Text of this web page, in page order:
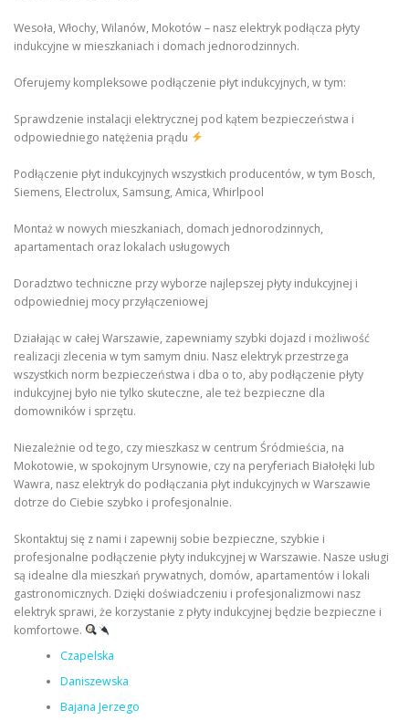
Wesoła, Włochy, Wilanów, Mokotów – nasz elektryk podłącza płyty
indukcyjne w mieszkaniach i domach jednorodzinnych.
Oferujemy kompleksowe podłączenie płyt indukcyjnych, w tym:
Sprawdzenie instalacji elektrycznej pod kątem bezpieczeństwa i
odpowiedniego natężenia prądu
Podłączenie płyt indukcyjnych wszystkich producentów, w tym Bosch,
Siemens, Electrolux, Samsung, Amica, Whirlpool
Montaż w nowych mieszkaniach, domach jednorodzinnych,
apartamentach oraz lokalach usługowych
Doradztwo techniczne przy wyborze najlepszej płyty indukcyjnej i
odpowiedniej mocy przyłączeniowej
Działając w całej Warszawie, zapewniamy szybki dojazd i możliwość
realizacji zlecenia w tym samym dniu. Nasz elektryk przestrzega
wszystkich norm bezpieczeństwa i dba o to, aby podłączenie płyty
indukcyjnej było nie tylko skuteczne, ale też bezpieczne dla
domowników i sprzętu.
Niezależnie od tego, czy mieszkasz w centrum Śródmieścia, na
Mokotowie, w spokojnym Ursynowie, czy na peryferiach Białołęki lub
Wawra, nasz elektryk do podłączania płyt indukcyjnych w Warszawie
dotrze do Ciebie szybko i profesjonalnie.
Skontaktuj się z nami i zapewnij sobie bezpieczne, szybkie i
profesjonalne podłączenie płyty indukcyjnej w Warszawie. Nasze usługi
są idealne dla mieszkań prywatnych, domów, apartamentów i lokali
gastronomicznych. Dzięki doświadczeniu i profesjonalizmowi nasz
elektryk sprawi, że korzystanie z płyty indukcyjnej będzie bezpieczne i
komfortowe.
Czapelska
Daniszewska
Bajana Jerzego